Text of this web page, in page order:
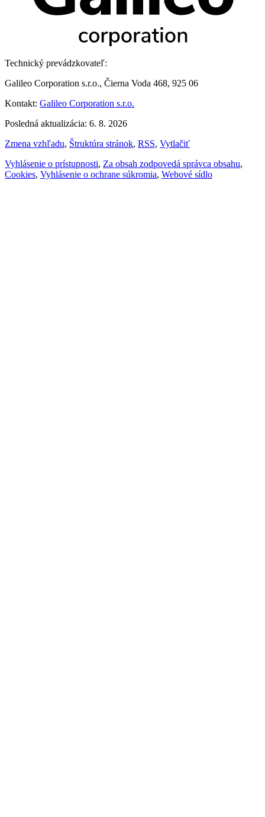
Technický prevádzkovateľ:
Galileo Corporation s.r.o., Čierna Voda 468, 925 06
Kontakt: Galileo Corporation s.r.o.
Posledná aktualizácia: 6. 8. 2026
Zmena vzhľadu, Štruktúra stránok, RSS, Vytlačiť
Vyhlásenie o prístupnosti, Za obsah zodpovedá správca obsahu,
Cookies, Vyhlásenie o ochrane súkromia, Webové sídlo